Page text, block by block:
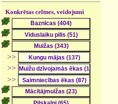
Konkrētas celtnes, veidojumi
>>
>>
>>